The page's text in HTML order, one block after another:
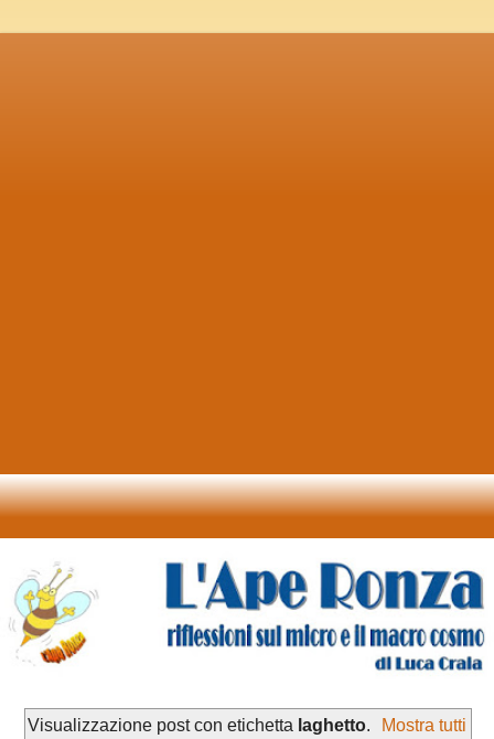
Visualizzazione post con etichetta laghetto.
Mostra tutti